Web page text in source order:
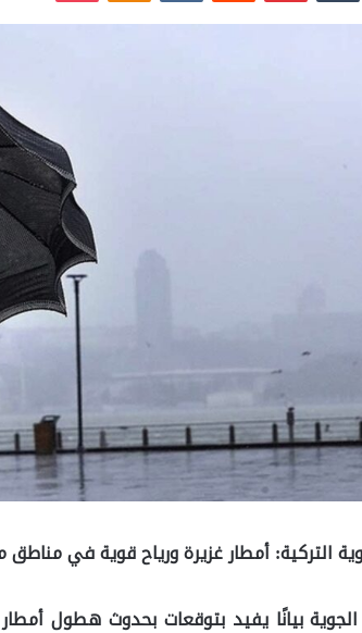
التركية: أمطار غزيرة ورياح قوية في
بيانًا يفيد بتوقعات بحدوث هطول